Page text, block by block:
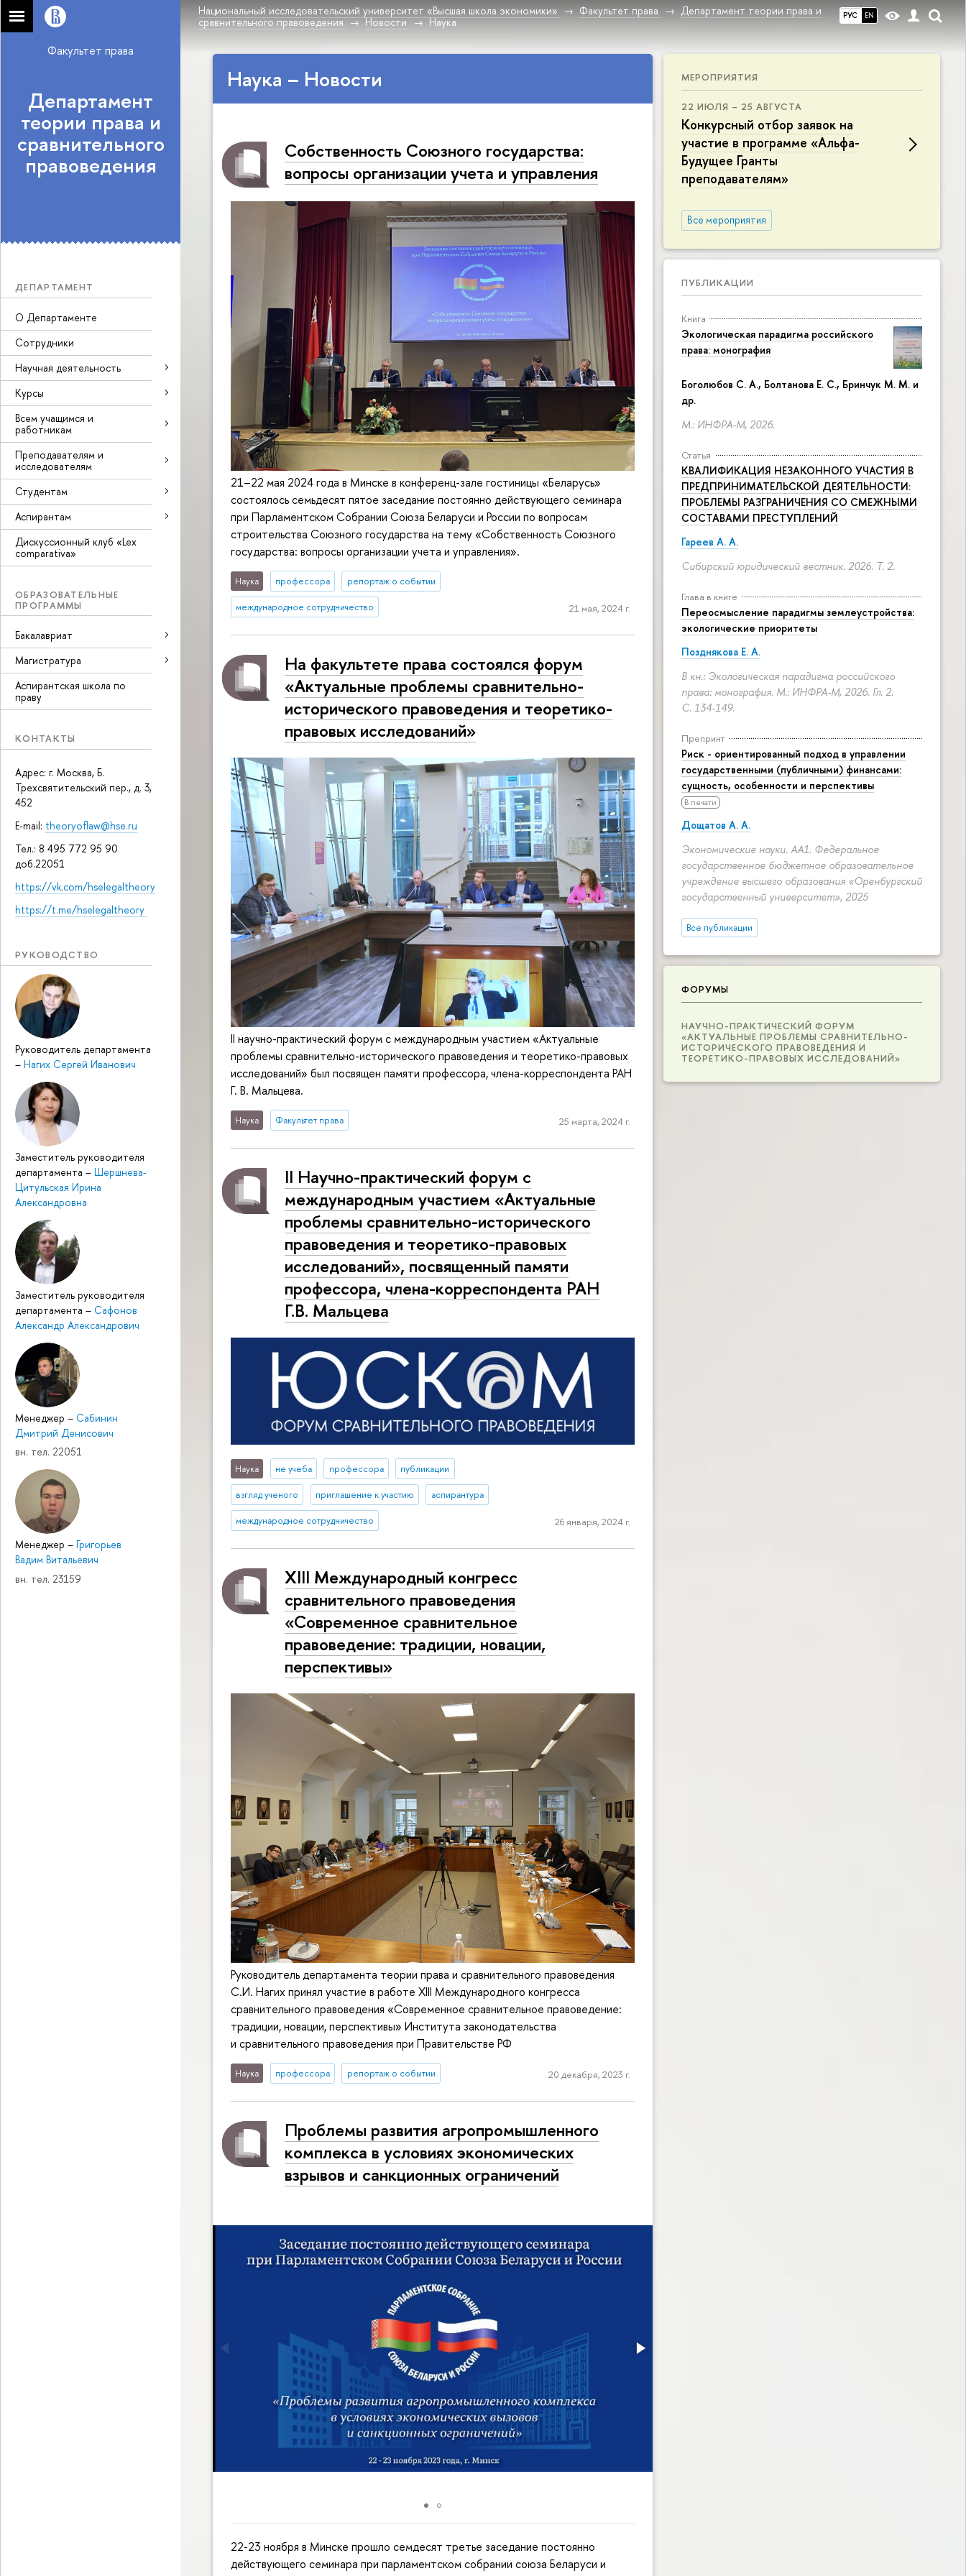
РУС EN
Национальный исследовательский университет «Высшая школа экономики» Факультет права
Департамент теории права и
сравнительного правоведения
Новости Наука
Факультет права
Департамент
теории права и
сравнительного
правоведения
ДЕПАРТАМЕНТ
О Департаменте
Сотрудники
Научная деятельность
Курсы
Всем учащимся и
работникам
Преподавателям и
исследователям
Студентам
Аспирантам
Дискуссионный клуб «Lex
comparativa»
ОБРАЗОВАТЕЛЬНЫЕ
ПРОГРАММЫ
Бакалавриат
Магистратура
Аспирантская школа по
праву
КОНТАКТЫ
Адрес: г. Москва, Б.
Трехсвятительский пер., д. 3,
452
E-mail: theoryoflaw@hse.ru
Тел.: 8 495 772 95 90
доб.22051
https://vk.com/hselegaltheory
https://t.me/hselegaltheory
РУКОВОДСТВО
Руководитель департамента
– Нагих Сергей Иванович
Заместитель руководителя
департамента – Шершнева-
Цитульская Ирина
Александровна
Заместитель руководителя
департамента – Сафонов
Александр Александрович
Менеджер – Сабинин
Дмитрий Денисович
вн. тел. 22051
Менеджер – Григорьев
Вадим Витальевич
вн. тел. 23159
МЕРОПРИЯТИЯ
22 ИЮЛЯ – 25 АВГУСТА
Конкурсный отбор заявок на
участие в программе «Альфа-
Будущее Гранты
преподавателям»
Все мероприятия
ПУБЛИКАЦИИ
Книга
Экологическая парадигма российского
права: монография
Боголюбов С. А., Болтанова Е. С., Бринчук М. М. и
др.
М.: ИНФРА-М, 2026.
Статья
КВАЛИФИКАЦИЯ НЕЗАКОННОГО УЧАСТИЯ В
ПРЕДПРИНИМАТЕЛЬСКОЙ ДЕЯТЕЛЬНОСТИ:
ПРОБЛЕМЫ РАЗГРАНИЧЕНИЯ СО СМЕЖНЫМИ
СОСТАВАМИ ПРЕСТУПЛЕНИЙ
Гареев А. А.
Сибирский юридический вестник. 2026. Т. 2.
Глава в книге
Переосмысление парадигмы землеустройства:
экологические приоритеты
Позднякова Е. А.
В кн.: Экологическая парадигма российского
права: монография. М.: ИНФРА-М, 2026. Гл. 2.
С. 134-149.
Препринт
Риск - ориентированный подход в управлении
государственными (публичными) финансами:
сущность, особенности и перспективы
В печати
Дощатов А. А.
Экономические науки. АА1. Федеральное
государственное бюджетное образовательное
учреждение высшего образования «Оренбургский
государственный университет», 2025
Все публикации
ФОРУМЫ
НАУЧНО-ПРАКТИЧЕСКИЙ ФОРУМ
«АКТУАЛЬНЫЕ ПРОБЛЕМЫ СРАВНИТЕЛЬНО-
ИСТОРИЧЕСКОГО ПРАВОВЕДЕНИЯ И
ТЕОРЕТИКО-ПРАВОВЫХ ИССЛЕДОВАНИЙ»
Наука – Новости
Соб­ствен­ность Союзного государства:
вопросы организации учета и управления
21–22 мая 2024 года в Минске в конференц-зале гостиницы «Беларусь»
состоялось семьдесят пятое заседание постоянно действующего семинара
при Парламентском Собрании Союза Беларуси и России по вопросам
строительства Союзного государства на тему «Собственность Союзного
государства: вопросы организации учета и управления».
Наука профессора репортаж о событии
международное сотрудничество 21 мая, 2024 г.
На факультете права состоялся форум
«Актуальные проблемы сравнительно-
исторического правоведения и теоретико-
правовых исследований»
II научно-практический форум с международным участием «Актуальные
проблемы сравнительно-исторического правоведения и теоретико-правовых
исследований» был посвящен памяти профессора, члена-корреспондента РАН
Г. В. Мальцева.
Наука Факультет права 25 марта, 2024 г.
II Научно-практический форум с
международным участием «Актуальные
проблемы сравнительно-исторического
правоведения и теоретико-правовых
исследований», посвященный памяти
профессора, члена-корреспондента РАН
Г.В. Мальцева
Наука не учеба профессора публикации
взгляд ученого приглашение к участию аспирантура
международное сотрудничество 26 января, 2024 г.
XIII Международный конгресс
сравнительного правоведения
«Современное сравнительное
правоведение: традиции, новации,
перспективы»
Руководитель департамента теории права и сравнительного правоведения
С.И. Нагих принял участие в работе XIII Международного конгресса
сравнительного правоведения «Современное сравнительное правоведение:
традиции, новации, перспективы» Института законодательства
и сравнительного правоведения при Правительстве РФ
Наука профессора репортаж о событии 20 декабря, 2023 г.
Проблемы развития агропромышленного
комплекса в условиях экономических
взрывов и санкционных ограничений
22-23 ноября в Минске прошло семдесят третье заседание постоянно
действующего семинара при парламентском собрании союза Беларуси и